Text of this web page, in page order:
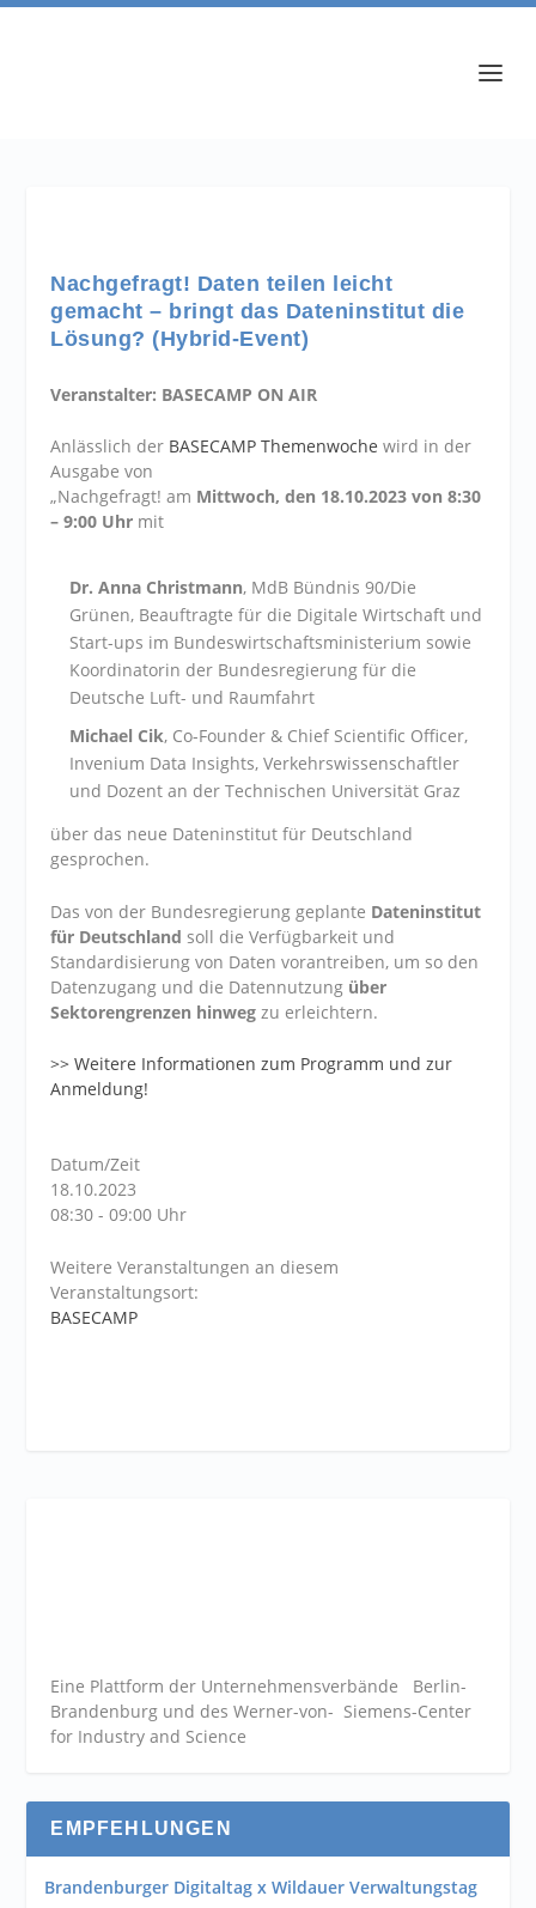
Nachgefragt! Daten teilen leicht
gemacht – bringt das Dateninstitut die
Lösung? (Hybrid-Event)
Veranstalter: BASECAMP ON AIR
Anlässlich der BASECAMP Themenwoche wird in der
Ausgabe von
„Nachgefragt! am Mittwoch, den 18.10.2023 von 8:30
– 9:00 Uhr mit
Dr. Anna Christmann, MdB Bündnis 90/Die
Grünen, Beauftragte für die Digitale Wirtschaft und
Start-ups im Bundeswirtschaftsministerium sowie
Koordinatorin der Bundesregierung für die
Deutsche Luft- und Raumfahrt
Michael Cik, Co-Founder & Chief Scientific Officer,
Invenium Data Insights, Verkehrswissenschaftler
und Dozent an der Technischen Universität Graz
über das neue Dateninstitut für Deutschland
gesprochen.
Das von der Bundesregierung geplante Dateninstitut
für Deutschland soll die Verfügbarkeit und
Standardisierung von Daten vorantreiben, um so den
Datenzugang und die Datennutzung über
Sektorengrenzen hinweg zu erleichtern.
>> Weitere Informationen zum Programm und zur
Anmeldung!
Datum/Zeit
18.10.2023
08:30 - 09:00 Uhr
Weitere Veranstaltungen an diesem
Veranstaltungsort:
BASECAMP
Eine Plattform der Unternehmensverbände Berlin-
Brandenburg und des Werner-von- Siemens-Center
for Industry and Science
EMPFEHLUNGEN
Brandenburger Digitaltag x Wildauer Verwaltungstag